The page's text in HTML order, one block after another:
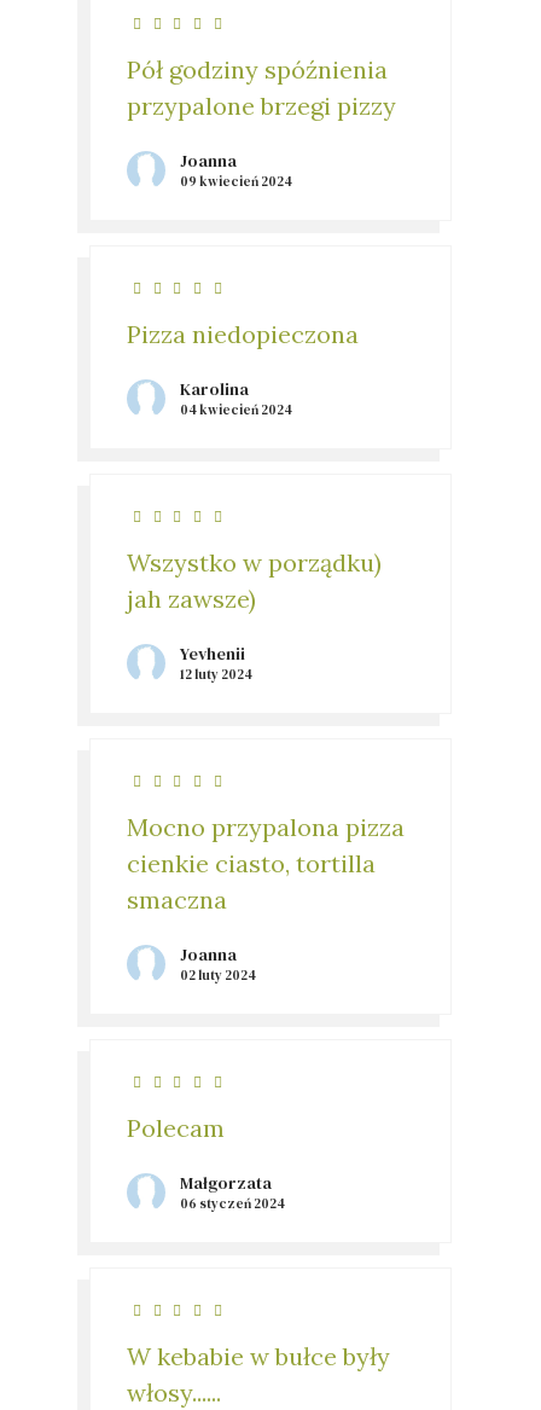
Pół godziny spóźnienia
przypalone brzegi pizzy
Joanna
09 kwiecień 2024
Pizza niedopieczona
Karolina
04 kwiecień 2024
Wszystko w porządku)
jah zawsze)
Yevhenii
12 luty 2024
Mocno przypalona pizza
cienkie ciasto, tortilla
smaczna
Joanna
02 luty 2024
Polecam
Małgorzata
06 styczeń 2024
W kebabie w bułce były
włosy......